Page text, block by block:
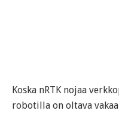
Koska nRTK nojaa
robotilla on oltava